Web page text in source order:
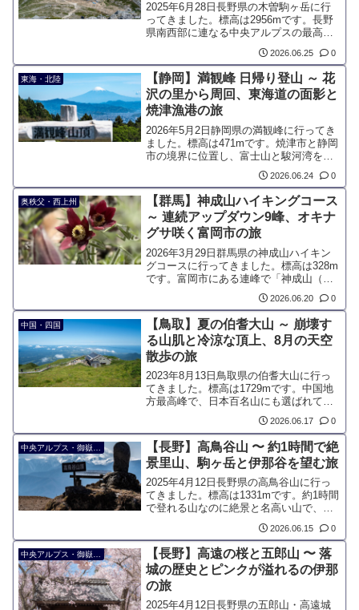
2025年6月28日長野県の木曽駒ヶ岳に行
ってきました。標高は2956mです。長野
県南西部に連なる中央アルプスの最高峰
で、氷河が造り出した千畳敷カールや高
山植物の宝庫として知られています。駒
ヶ根市からロープウェイを利用すれば山
頂まで約2時間で到達でき、初心者からベ
テランまで多くの登山者に親しまれてい
ます。
2026.06.25 0
東海・北陸
【静岡】満観峰 日帰り登山 ～ 花
沢の里から周回、東海道の面影と
焼津漁港の旅
2026年5月2日静岡県の満観峰に行ってき
ました。標高は471mです。焼津市と静岡
市の境界に位置し、富士山と駿河湾をぐ
るりと見渡せます。また、静岡市街を一
望する大パノラマです。隣接する高草
山、花沢山と合わせて「焼津アルプス」
と呼ばれて、静岡の中でも人気の山の一
つです。
2026.06.24 0
奥秩父・西上州
【群馬】神成山ハイキングコース
～ 連続アップダウン9峰、オキナ
グサ咲く富岡市の旅
2026年3月29日群馬県の神成山ハイキン
グコースに行ってきました。標高は328m
です。富岡市にある連峰で「神成山（か
んなりやま）九連峰」または「富岡アル
プス」と呼ばれています。3月下旬～4月
上旬は、絶滅危惧種の「オキナグサ」が
咲くことで知られています。地元で大切
にされているハイキングコースです。
2026.06.20 0
中国・四国
【鳥取】夏の伯耆大山 ～ 崩壊す
る山肌と冷涼な頂上、8月の天空
散歩の旅
2023年8月13日鳥取県の伯耆大山に行っ
てきました。標高は1729mです。中国地
方最高峰で、日本百名山にも選ばれてい
る名峰。きれいな円錐形の山容から「伯
耆富士」とも呼ばれていて、ブナ林の登
山道や山頂からの日本海の景色も魅力で
す。
2026.06.17 0
【長野】高鳥谷山 〜 約1時間で絶
景里山、駒ヶ岳と伊那谷を望む旅
2025年4月12日長野県の高鳥谷山に行っ
てきました。標高は1331mです。約1時間
で登れる山なのに絶景と名高い山で、山
頂からは中央アルプス・駒ヶ岳の絶景が
広がります。伊那市と駒ヶ根市の境界線
にあるローカル色が強めの里山です。
2026.06.15 0
【長野】高遠の桜と五郎山 〜 落
城の歴史とピンクが溢れるの伊那
の旅
2025年4月12日長野県の五郎山・高遠城